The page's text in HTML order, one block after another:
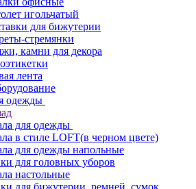
игольчатый
для бижутерии
стремянки
камни для декора
лента
одежды
для одежды
в стиле LOFT(в черном цвете)
для одежды напольные
для головных уборов
настольные
для бижутерии, ремней, сумок